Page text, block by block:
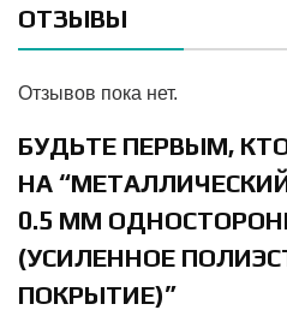
ОТЗЫВЫ
Отзывов пока нет.
БУДЬТЕ ПЕРВЫМ,
НА
0.5 ММ
(УСИЛЕННОЕ
ПОКРЫТИЕ)”